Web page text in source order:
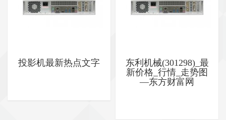
投影机最新热点文字
东利机械(301298)_最
新价格_行情_走势图
—东方财富网